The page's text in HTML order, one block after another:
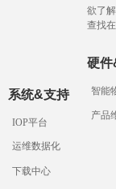
产品
智能
硬件
欲了
查找
下载中心
系统&支持
运维数据化
IOP平台